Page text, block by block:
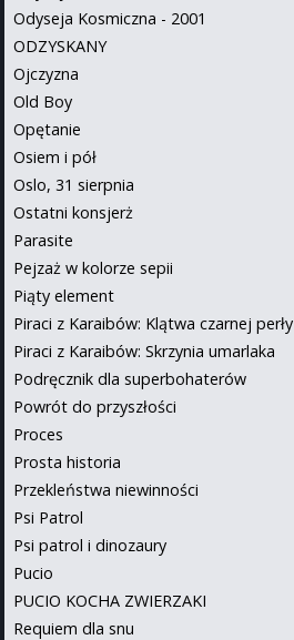
Odyseja Kosmiczna - 2001
ODZYSKANY
Ojczyzna
Old Boy
Opętanie
Osiem i pół
Oslo, 31 sierpnia
Ostatni konsjerż
Parasite
Pejzaż w kolorze sepii
Piąty element
Piraci z Karaibów: Klątwa czarnej perły
Piraci z Karaibów: Skrzynia umarlaka
Podręcznik dla superbohaterów
Powrót do przyszłości
Proces
Prosta historia
Przekleństwa niewinności
Psi Patrol
Psi patrol i dinozaury
Pucio
PUCIO KOCHA ZWIERZAKI
Requiem dla snu